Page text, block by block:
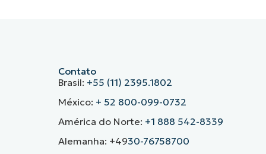
Contato
Brasil: +55 (11) 2395.1802
México: + 52 800-099-0732
América do Norte: +1 888 542-8339
Alemanha: +4930-76758700